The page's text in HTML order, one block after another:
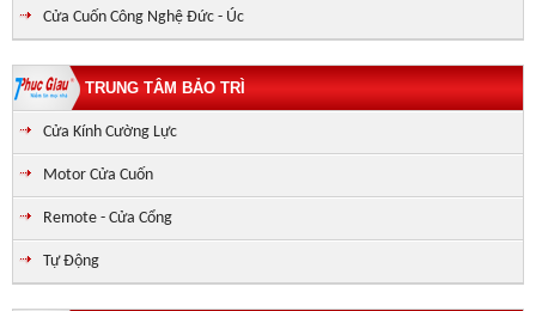
Cửa Cuốn Công Nghệ Đức - Úc
TRUNG TÂM BẢO TRÌ
Cửa Kính Cường Lực
Motor Cửa Cuốn
Remote - Cửa Cổng
Tự Động